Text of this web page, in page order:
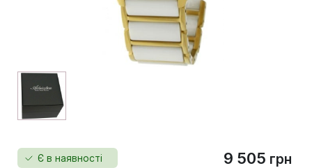
Є в наявності 9 505 грн